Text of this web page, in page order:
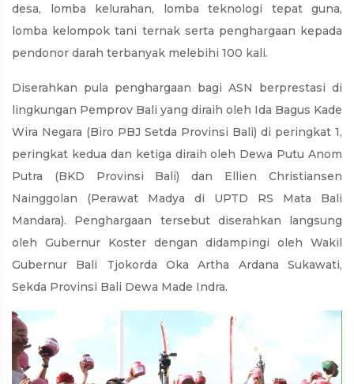
desa, lomba kelurahan, lomba teknologi tepat guna,
lomba kelompok tani ternak serta penghargaan kepada
pendonor darah terbanyak melebihi 100 kali.
Diserahkan pula penghargaan bagi ASN berprestasi di
lingkungan Pemprov Bali yang diraih oleh Ida Bagus Kade
Wira Negara (Biro PBJ Setda Provinsi Bali) di peringkat 1,
peringkat kedua dan ketiga diraih oleh Dewa Putu Anom
Putra (BKD Provinsi Bali) dan Ellien Christiansen
Nainggolan (Perawat Madya di UPTD RS Mata Bali
Mandara). Penghargaan tersebut diserahkan langsung
oleh Gubernur Koster dengan didampingi oleh Wakil
Gubernur Bali Tjokorda Oka Artha Ardana Sukawati,
Sekda Provinsi Bali Dewa Made Indra.